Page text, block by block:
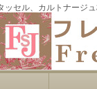
ッセル、カルトナージ